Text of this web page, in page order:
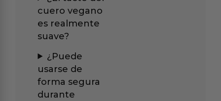
cuero vegano
es realmente
suave?
¿Puede
usarse de
forma segura
durante